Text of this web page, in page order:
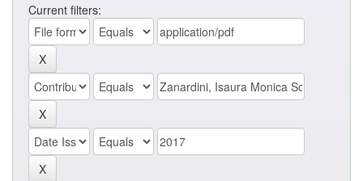
Current filters: